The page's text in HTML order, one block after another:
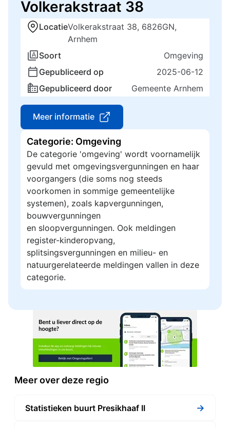
Volkerakstraat 38
LocatieVolkerakstraat 38, 6826GN,
Arnhem
Soort
Omgeving
Gepubliceerd op
2025-06-12
Gepubliceerd door
Gemeente Arnhem
Meer informatie
Categorie: Omgeving
De categorie 'omgeving' wordt voornamelijk
gevuld met omgevingsvergunningen en haar
voorgangers (die soms nog steeds
voorkomen in sommige gemeentelijke
systemen), zoals kapvergunningen,
bouwvergunningen
en sloopvergunningen. Ook meldingen
register-kinderopvang,
splitsingsvergunningen en milieu- en
natuurgerelateerde meldingen vallen in deze
categorie.
Meer over deze regio
Statistieken buurt Presikhaaf II →